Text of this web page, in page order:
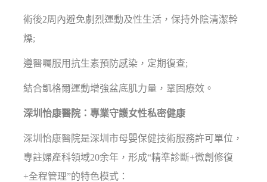
術後2周內避免劇烈運動及性生活，保持外陰清潔幹
燥;
遵醫囑服用抗生素預防感染，定期復查;
結合凱格爾運動增強盆底肌力量，鞏固療效。
深圳怡康醫院：專業守護女性私密健康
深圳怡康醫院是深圳市母嬰保健技術服務許可單位，
專註婦產科領域20余年，形成“精準診斷+微創修復
+全程管理”的特色模式：